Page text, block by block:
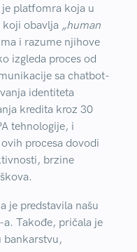
je platfomra koja u
koji obavlja „human
i razume njihove
izgleda proces od
sa chatbot-
identiteta
kredita kroz 30
tehnologije, i
procesa dovodi
brzine
je predstavila našu
Takođe, pričala je
bankarstvu,